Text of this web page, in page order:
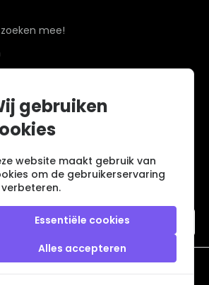
mee!
overeenkomst ontbinden
gebruiken
website maakt gebruik van
om de gebruikerservaring
Essentiële cookies
Alles accepteren